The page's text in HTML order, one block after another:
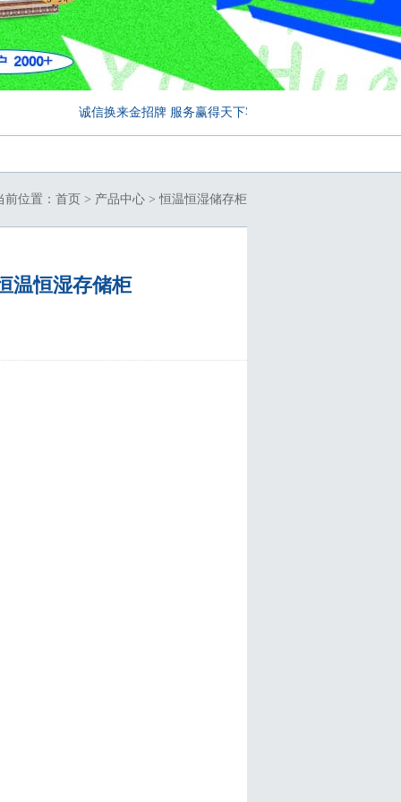
诚信换来金招牌 服务赢得天下客...
前位置： 首页 > 产品中心 >恒温恒湿储存柜
温恒湿存储柜